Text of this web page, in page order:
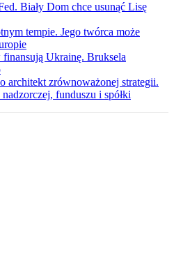
Biały Dom chce usunąć Lisę
tempie. Jego twórca może
Ukrainę. Bruksela
architekt zrównoważonej strategii.
funduszu i spółki